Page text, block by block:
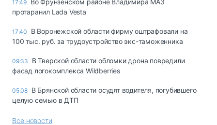
17:49 Во Фрунзенском районе Владимира МАЗ
протаранил Lada Vesta
17:40
В Воронежской области фирму оштрафовали на
100 тыс. руб. за трудоустройство экс-таможенника
09:33
В Тверской области обломки дрона повредили
фасад логокомплекса Wildberries
05.08 В Брянской области осудят водителя, погубившего
целую семью в ДТП
Все новости